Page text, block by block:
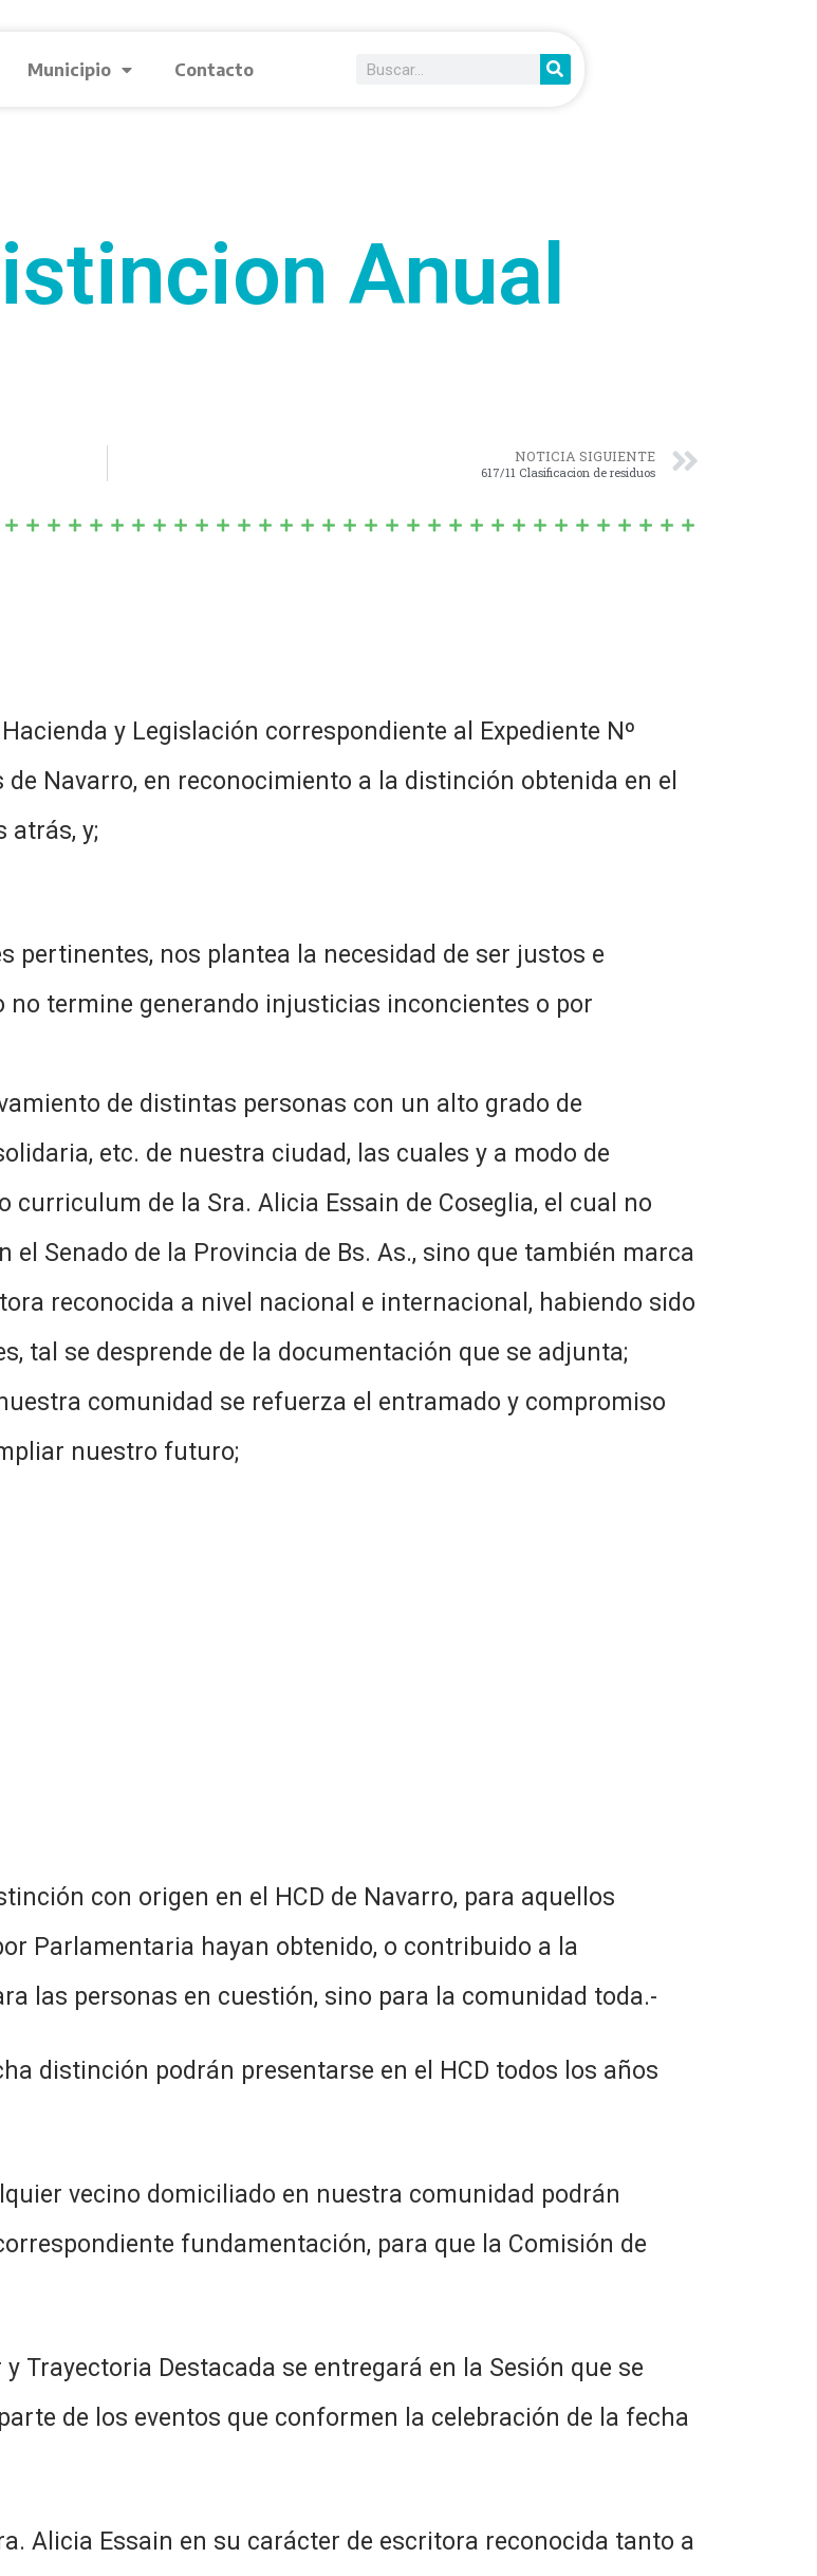
Municipio Contacto
Anual
NOTICIA SIGUIENTE
617/11 Clasificacion de residuos
y Legislación correspondiente al Expediente Nº
Navarro, en reconocimiento a la distinción obtenida en el
atrás, y;
pertinentes, nos plantea la necesidad de ser justos e
no termine generando injusticias inconcientes o por
de distintas personas con un alto grado de
etc. de nuestra ciudad, las cuales y a modo de
de la Sra. Alicia Essain de Coseglia, el cual no
Senado de la Provincia de Bs. As., sino que también marca
reconocida a nivel nacional e internacional, habiendo sido
tal se desprende de la documentación que se adjunta;
comunidad se refuerza el entramado y compromiso
nuestro futuro;
con origen en el HCD de Navarro, para aquellos
Parlamentaria hayan obtenido, o contribuido a la
las personas en cuestión, sino para la comunidad toda.-
distinción podrán presentarse en el HCD todos los años
vecino domiciliado en nuestra comunidad podrán
fundamentación, para que la Comisión de
Trayectoria Destacada se entregará en la Sesión que se
de los eventos que conformen la celebración de la fecha
Alicia Essain en su carácter de escritora reconocida tanto a